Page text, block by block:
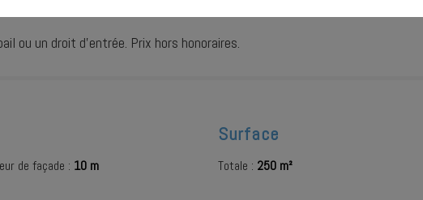
ou un droit d'entrée. Prix hors honoraires.
de façade : 10 m
Surface
Totale : 250 m²